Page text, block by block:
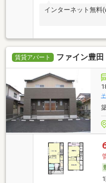
インターネット無
賃貸アパート ファイン豊田